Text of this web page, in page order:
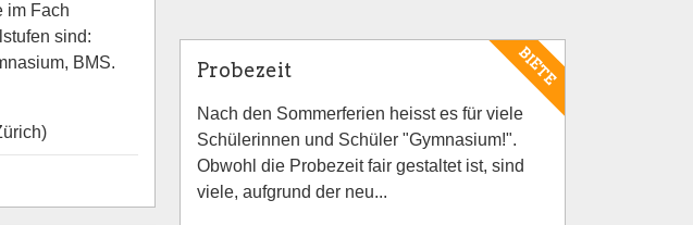
im Fach
sind:
BMS.
BIETE
Probezeit
Nach den Sommerferien heisst es für viele
Schülerinnen und Schüler "Gymnasium!".
Obwohl die Probezeit fair gestaltet ist, sind
viele, aufgrund der neu...